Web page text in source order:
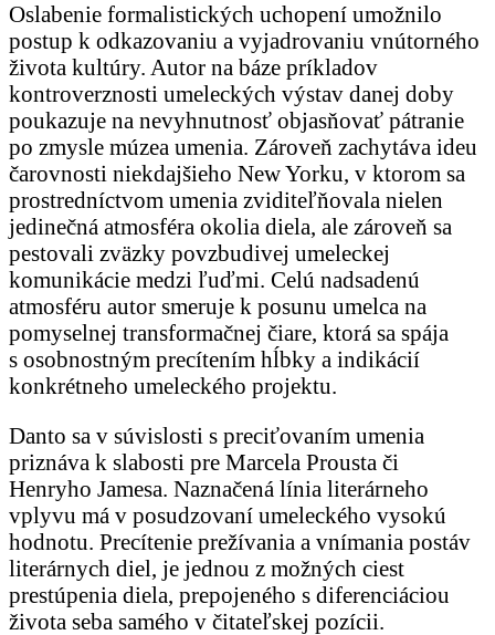
Oslabenie formalistických uchopení umožnilo
postup k odkazovaniu a vyjadrovaniu vnútorného
života kultúry. Autor na báze príkladov
kontroverznosti umeleckých výstav danej doby
poukazuje na nevyhnutnosť objasňovať pátranie
po zmysle múzea umenia. Zároveň zachytáva ideu
čarovnosti niekdajšieho New Yorku, v ktorom sa
prostredníctvom umenia zviditeľňovala nielen
jedinečná atmosféra okolia diela, ale zároveň sa
pestovali zväzky povzbudivej umeleckej
komunikácie medzi ľuďmi. Celú nadsadenú
atmosféru autor smeruje k posunu umelca na
pomyselnej transformačnej čiare, ktorá sa spája
s osobnostným precítením hĺbky a indikácií
konkrétneho umeleckého projektu.
Danto sa v súvislosti s preciťovaním umenia
priznáva k slabosti pre Marcela Prousta či
Henryho Jamesa. Naznačená línia literárneho
vplyvu má v posudzovaní umeleckého vysokú
hodnotu. Precítenie prežívania a vnímania postáv
literárnych diel, je jednou z možných ciest
prestúpenia diela, prepojeného s diferenciáciou
života seba samého v čitateľskej pozícii.